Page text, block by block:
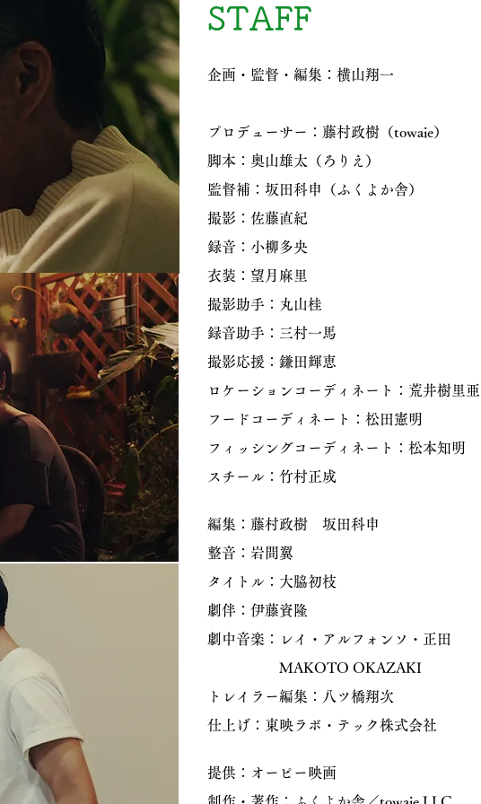
STAFF
企画・監督・編集：横山翔一
プロデューサー：藤村政樹（towaie）
脚本：奥山雄太（ろりえ）
監督補：坂田科申（ふくよか舎）
撮影：佐藤直紀
録音：小柳多央
衣装：望月麻里
撮影助手：丸山桂
録音助手：三村一馬
撮影応援：鎌田輝恵
ロケーションコーディネート：荒井樹里
フードコーディネート：松田憲明
フィッシングコーディネート：松本知明
スチール：竹村正成
編集：藤村政樹 坂田科申
整音：岩間翼
タイトル：大脇初枝
劇伴：伊藤資隆
劇中音楽：レイ・アルフォンソ・正田
MAKOTO OKAZAKI
トレイラー編集：八ツ橋翔次
仕上げ：東映ラボ・テック株式会社
提供：オーピー映画